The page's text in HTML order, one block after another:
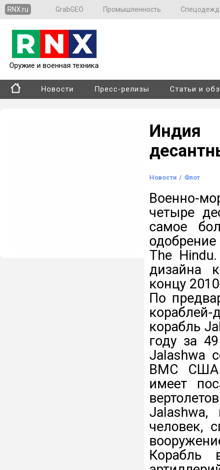
RNX.ru GrabGEO Промышленность
Оружие и военная техника
Новости Пресс-релизы Статьи и
Новости / Флот
Военно-
четыре
самое
The
дизайна
концу
По
корабль
году за
Jalashwa
ВМС США
имеет
человек,
Корабль